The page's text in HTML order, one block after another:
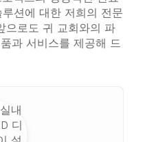
션에 대한 저희의 전문
으로도 귀 교회와의 파
과 서비스를 제공해 드